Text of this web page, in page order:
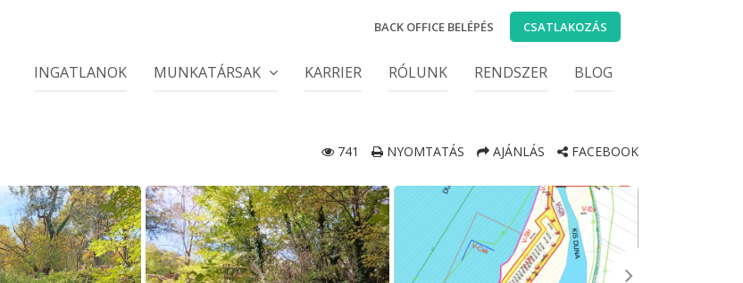
BACK OFFICE BELÉPÉS CSATLAKOZÁS
INGATLANOK MUNKATÁRSAK KARRIER RÓLUNK RENDSZER BLOG
741 NYOMTATÁS AJÁNLÁS FACEBOOK